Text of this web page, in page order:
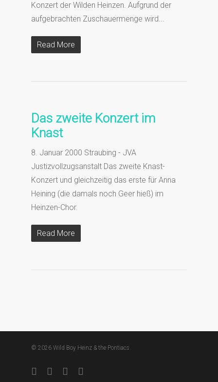
Konzert der Wilden Heinzen. Aufgrund der
aufgebrachten Zuschauermenge wird...
Read More
Das zweite Konzert im
Knast
8. Januar 2000 Straubing - JVA
Justizvollzugsanstalt Das zweite Knast-
Konzert und gleichzeitig das erste für Anna
Heining (die damals noch Geer hieß) im
Heinzen-Chor.
Read More
© 2026 Wild Boy Heinz & the Pontiacs.
facebookyoutubeinstagramsoundcloud